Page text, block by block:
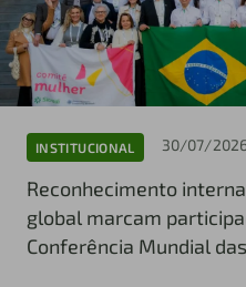
INSTITUCIONAL 30/07/2026
Reconhecimento
global marcam
Conferência Mundial